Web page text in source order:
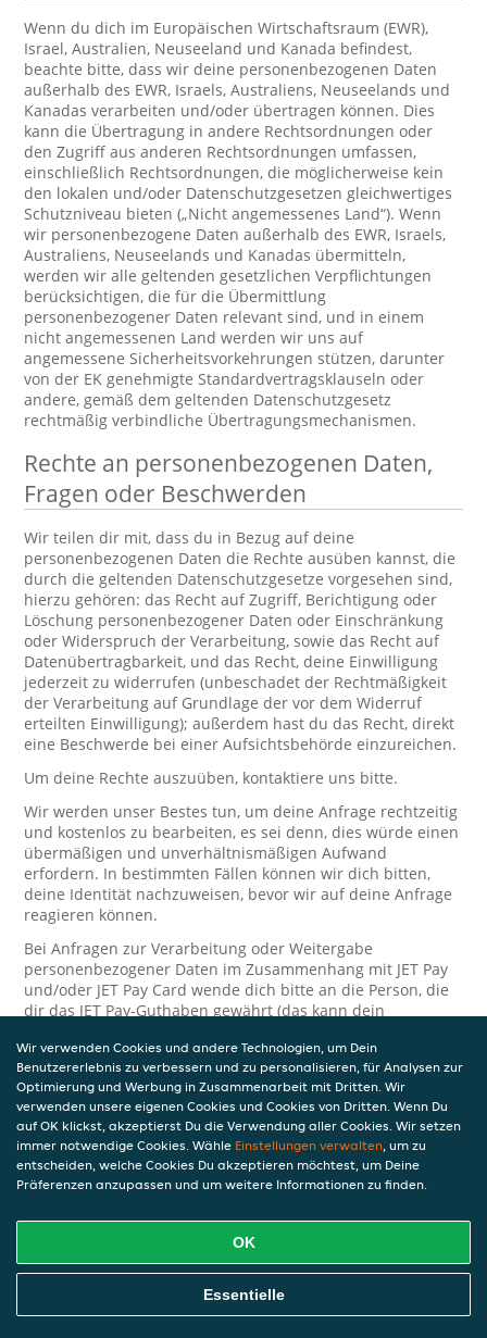
Wenn du dich im Europäischen Wirtschaftsraum (EWR),
Israel, Australien, Neuseeland und Kanada befindest,
beachte bitte, dass wir deine personenbezogenen Daten
außerhalb des EWR, Israels, Australiens, Neuseelands und
Kanadas verarbeiten und/oder übertragen können. Dies
kann die Übertragung in andere Rechtsordnungen oder
den Zugriff aus anderen Rechtsordnungen umfassen,
einschließlich Rechtsordnungen, die möglicherweise kein
den lokalen und/oder Datenschutzgesetzen gleichwertiges
Schutzniveau bieten („Nicht angemessenes Land“). Wenn
wir personenbezogene Daten außerhalb des EWR, Israels,
Australiens, Neuseelands und Kanadas übermitteln,
werden wir alle geltenden gesetzlichen Verpflichtungen
berücksichtigen, die für die Übermittlung
personenbezogener Daten relevant sind, und in einem
nicht angemessenen Land werden wir uns auf
angemessene Sicherheitsvorkehrungen stützen, darunter
von der EK genehmigte Standardvertragsklauseln oder
andere, gemäß dem geltenden Datenschutzgesetz
rechtmäßig verbindliche Übertragungsmechanismen.
Rechte an personenbezogenen Daten,
Fragen oder Beschwerden
Wir teilen dir mit, dass du in Bezug auf deine
personenbezogenen Daten die Rechte ausüben kannst, die
durch die geltenden Datenschutzgesetze vorgesehen sind,
hierzu gehören: das Recht auf Zugriff, Berichtigung oder
Löschung personenbezogener Daten oder Einschränkung
oder Widerspruch der Verarbeitung, sowie das Recht auf
Datenübertragbarkeit, und das Recht, deine Einwilligung
jederzeit zu widerrufen (unbeschadet der Rechtmäßigkeit
der Verarbeitung auf Grundlage der vor dem Widerruf
erteilten Einwilligung); außerdem hast du das Recht, direkt
eine Beschwerde bei einer Aufsichtsbehörde einzureichen.
Um deine Rechte auszuüben, kontaktiere uns bitte.
Wir werden unser Bestes tun, um deine Anfrage rechtzeitig
und kostenlos zu bearbeiten, es sei denn, dies würde einen
übermäßigen und unverhältnismäßigen Aufwand
erfordern. In bestimmten Fällen können wir dich bitten,
deine Identität nachzuweisen, bevor wir auf deine Anfrage
reagieren können.
Bei Anfragen zur Verarbeitung oder Weitergabe
personenbezogener Daten im Zusammenhang mit JET Pay
und/oder JET Pay Card wende dich bitte an die Person, die
dir das JET Pay-Guthaben gewährt (das kann dein
erforderlich, da JET und die Person, die dir das Guthaben
gewährt, eine separate Verantwortung für die Verarbeitung
und den Schutz deiner personenbezogenen Daten haben.
Solltest du weitere Fragen oder Beschwerden in Bezug auf
die Verarbeitung deiner personenbezogenen Daten haben,
kontaktieren wir dich gerne. Wir würden uns auch über
Tipps oder Vorschläge zur Verbesserung unserer Erklärung
JET nimmt den Schutz personenbezogener Daten sehr ernst
und daher ergreifen wir angemessene Maßnahmen, um
Wir verwenden Cookies und andere Technologien, um Dein
Benutzererlebnis zu verbessern und zu personalisieren, für Analysen zur
Optimierung und Werbung in Zusammenarbeit mit Dritten. Wir
verwenden unsere eigenen Cookies und Cookies von Dritten. Wenn Du
auf OK klickst, akzeptierst Du die Verwendung aller Cookies. Wir setzen
immer notwendige Cookies. Wähle Einstellungen verwalten, um zu
entscheiden, welche Cookies Du akzeptieren möchtest, um Deine
Präferenzen anzupassen und um weitere Informationen zu finden.
OK
Essentielle